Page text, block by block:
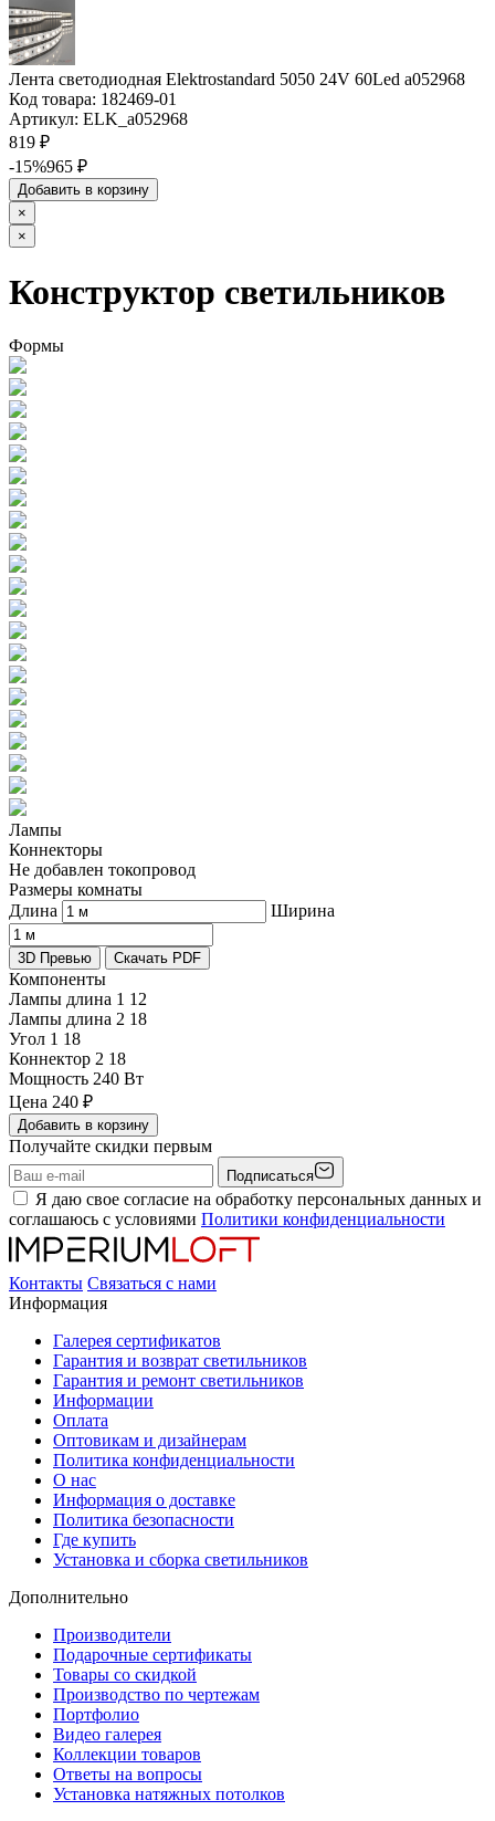
Лента светодиодная Elektrostandard 5050 24V 60Led a052968
Код товара: 182469-01
Артикул: ELK_a052968
819 ₽
-15%965 ₽
Добавить в корзину
×
×
Конструктор светильников
Формы
Лампы
Коннекторы
Не добавлен токопровод
Размеры комнаты
Длина
Ширина
3D Превью Скачать PDF
Компоненты
Лампы длина 1 12
Лампы длина 2 18
Угол 1 18
Коннектор 2 18
Мощность 240 Вт
Цена 240 ₽
Добавить в корзину
Получайте скидки первым
Подписаться
Я даю свое согласие на обработку персональных данных и
соглашаюсь с условиями Политики конфиденциальности
Контакты Связаться с нами
Информация
Галерея сертификатов
Гарантия и возврат светильников
Гарантия и ремонт светильников
Информации
Оплата
Оптовикам и дизайнерам
Политика конфиденциальности
О нас
Информация о доставке
Политика безопасности
Где купить
Установка и сборка светильников
Дополнительно
Производители
Подарочные сертификаты
Товары со скидкой
Производство по чертежам
Портфолио
Видео галерея
Коллекции товаров
Ответы на вопросы
Установка натяжных потолков